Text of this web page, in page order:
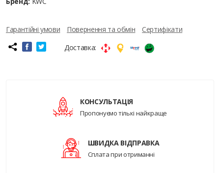
Гарантійні умови Повернення та обмін
Сертифікати
Доставка:
КОНСУЛЬТАЦІЯ
Пропонуємо тількі найкраще
ШВИДКА ВІДПРАВКА
Сплата при отриманні